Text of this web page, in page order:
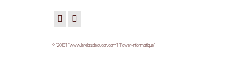
© [2019] [www.lerelaisdeloudon.com] [Power-Informatique]